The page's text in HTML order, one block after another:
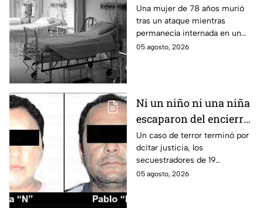
vida: Hombre habría
asfixiado a su suegra
mientras estaba
internada en Veracruz
Una mujer de 78 años murió
tras un ataque mientras
permanecía internada en un
hospital de Veracruz;
05 agosto, 2026
Ni un niño ni una niña
escaparon del encierro:
así cayó la pareja que
retenía a 19 migrantes
en Puebla
Un caso de terror terminó por
dcitar justicia, los
secuestradores de 19
migrantes recibieron una
05 agosto, 2026